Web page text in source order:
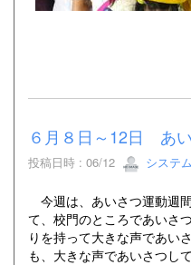
６月８日～12日 あ
投稿日時 : 06/12 システ
今週は、あいさつ運動週
て、校門のところであいさ
りを持って大きな声であい
も、大きな声であいさつして